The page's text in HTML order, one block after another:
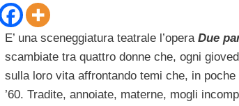
E’ una sceneggiatura teatrale l’opera Due
scambiate tra quattro donne che, ogni
sulla loro vita affrontando temi che, in
’60. Tradite, annoiate, materne, mogli